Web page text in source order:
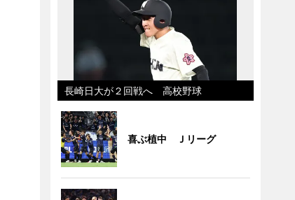
長崎日大が２回戦へ 高校野球
喜ぶ植中 Ｊリーグ